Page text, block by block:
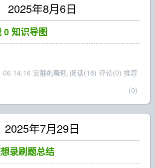
2025年8月6日
知识导图
14:16 安静的嘶吼 阅读(18) 评论(0) 推荐
(0)
2025年7月29日
录刷题总结